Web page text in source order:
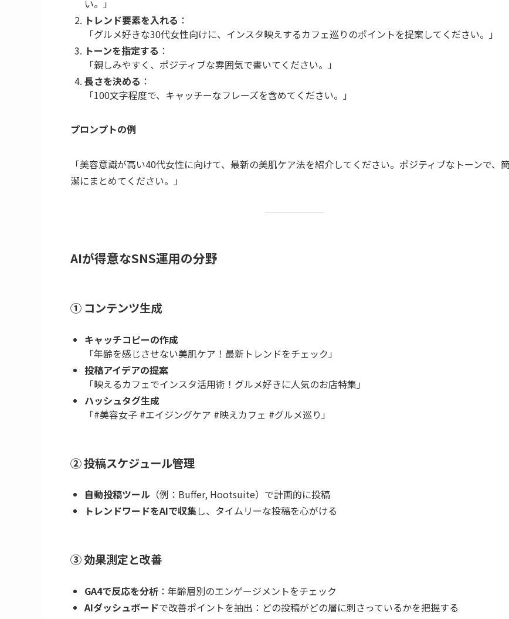
い。」
トレンド要素を入れる ：
「グルメ好きな30代女性向けに、インスタ映えするカフェ巡りのポイントを提案してください。」
トーンを指定する ：
「親しみやすく、ポジティブな雰囲気で書いてください。」
長さを決める ：
「100文字程度で、キャッチーなフレーズを含めてください。」
プロンプトの例
「美容意識が高い40代女性に向けて、最新の美肌ケア法を紹介してください。ポジティブなトーンで、
潔にまとめてください。」
AIが得意なSNS運用の分野
① コンテンツ生成
キャッチコピーの作成
「年齢を感じさせない美肌ケア！最新トレンドをチェック」
投稿アイデアの提案
「映えるカフェでインスタ活用術！グルメ好きに人気のお店特集」
ハッシュタグ生成
「#美容女子 #エイジングケア #映えカフェ #グルメ巡り」
② 投稿スケジュール管理
自動投稿ツール （例：Buffer, Hootsuite）で計画的に投稿
トレンドワードをAIで収集し、タイムリーな投稿を心がける
③ 効果測定と改善
GA4で反応を分析 ：年齢層別のエンゲージメントをチェック
AIダッシュボードで改善ポイントを抽出：どの投稿がどの層に刺さっているかを把握する